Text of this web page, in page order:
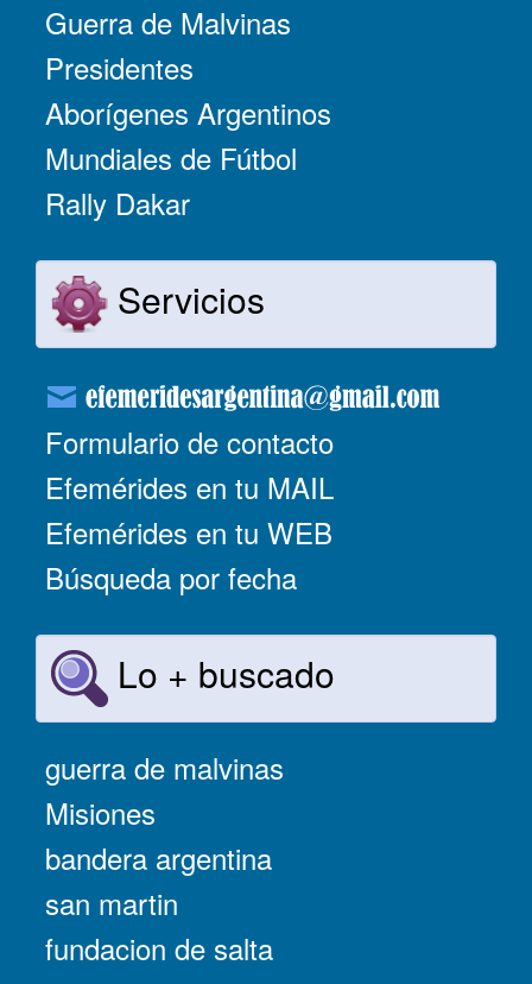
Guerra de Malvinas
Presidentes
Aborígenes Argentinos
Mundiales de Fútbol
Rally Dakar
Servicios
Formulario de contacto
Efemérides en tu MAIL
Efemérides en tu WEB
Búsqueda por fecha
Lo + buscado
guerra de malvinas
Misiones
bandera argentina
san martin
fundacion de salta